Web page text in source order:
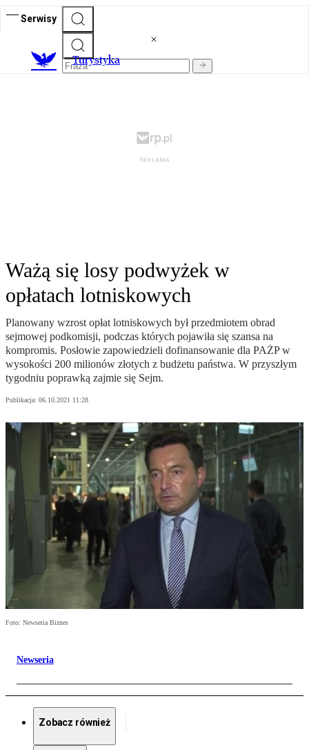
Serwisy
Turystyka
Ważą się losy podwyżek w
opłatach lotniskowych
Planowany wzrost opłat lotniskowych był przedmiotem obrad
sejmowej podkomisji, podczas których pojawiła się szansa na
kompromis. Posłowie zapowiedzieli dofinansowanie dla PAŻP w
wysokości 200 milionów złotych z budżetu państwa. W przyszłym
tygodniu poprawką zajmie się Sejm.
Publikacja: 06.10.2021 11:28
Foto: Newseria Biznes
Newseria
Zobacz również